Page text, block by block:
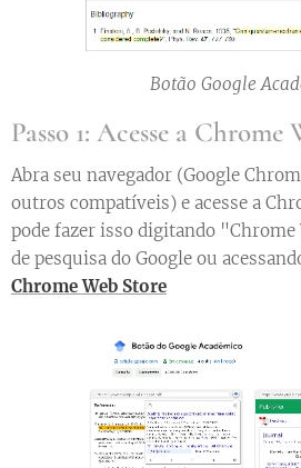
Botão Google
Passo 1: Acesse a Chrome
Abra seu navegador (Google
outros compatíveis) e acesse a
pode fazer isso digitando "Chrome
de pesquisa do Google ou
Chrome Web Store